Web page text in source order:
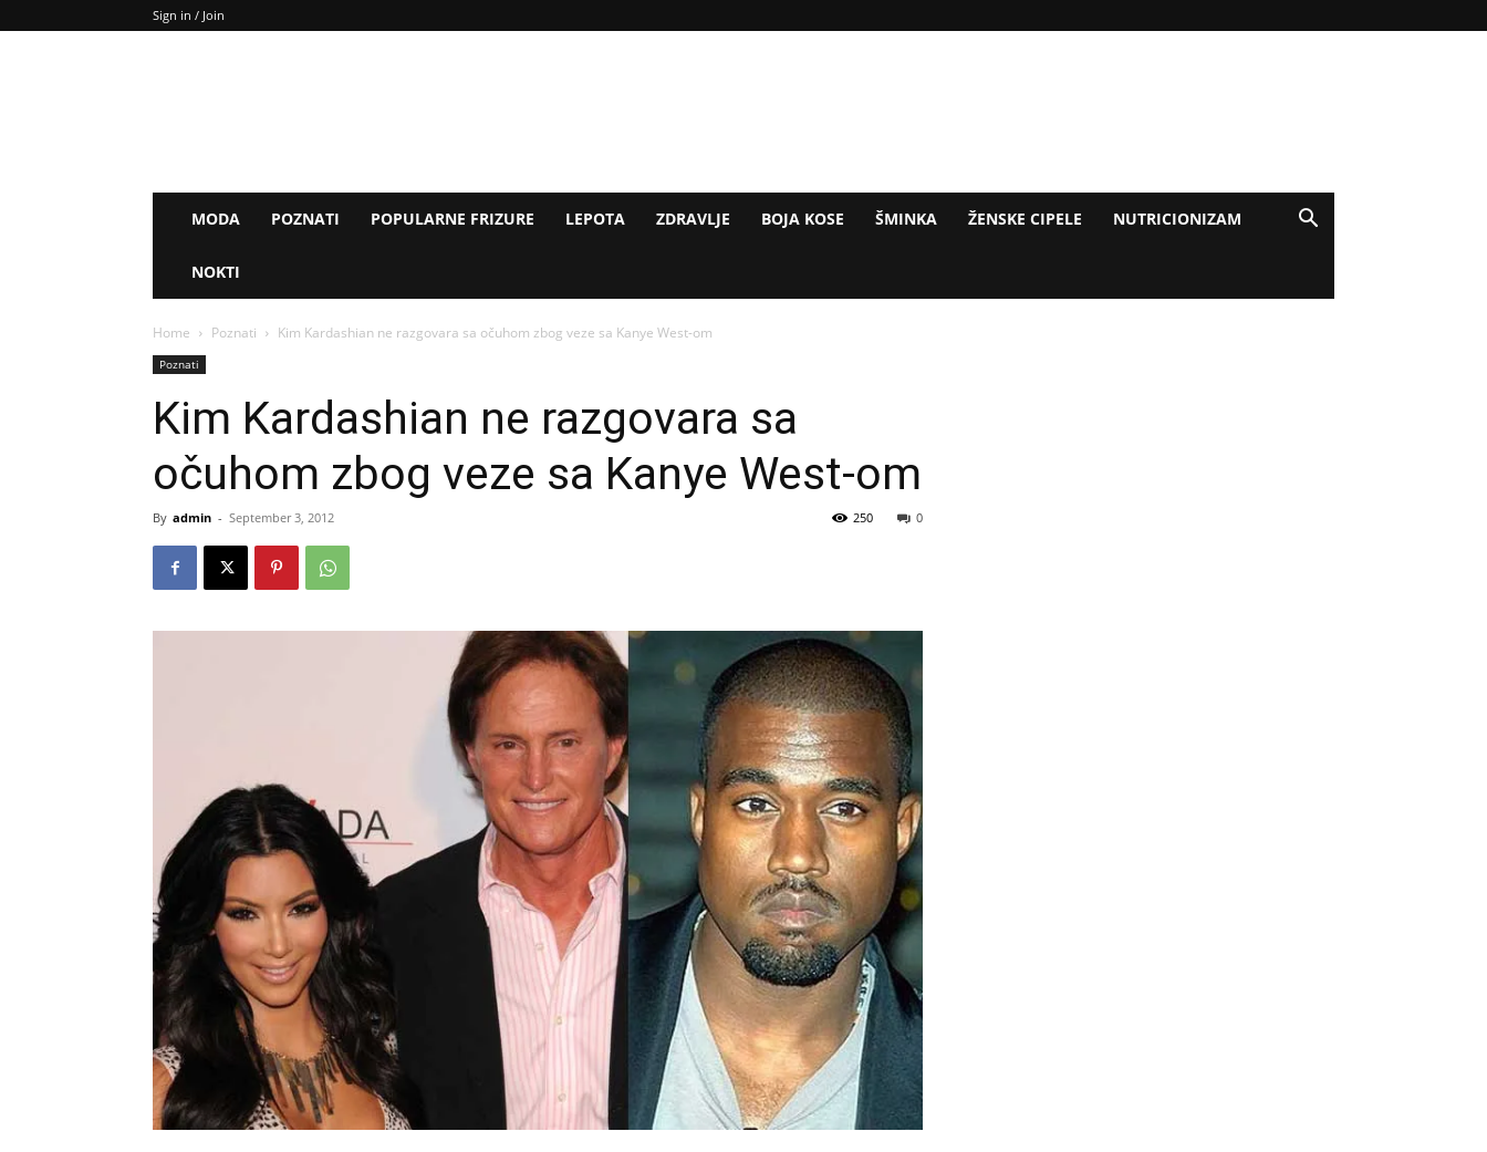
Sign in / Join
MODA POZNATI POPULARNE FRIZURE LEPOTA ZDRAVLJE BOJA KOSE ŠMINKA ŽENSKE CIPELE NUTRICIONIZAM
NOKTI
Home Poznati Kim Kardashian ne razgovara sa očuhom zbog veze sa Kanye West-om
Poznati
Kim Kardashian ne razgovara sa
očuhom zbog veze sa Kanye West-om
By admin - September 3, 2012 0
250